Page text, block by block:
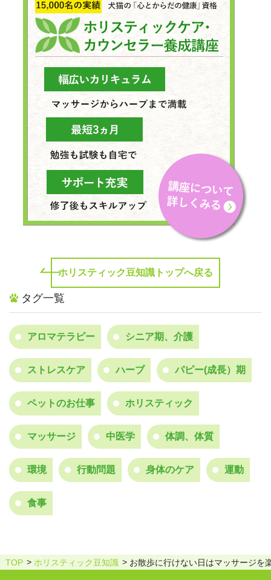
ホリスティック豆知識トップへ戻る
タグ一覧
アロマテラピー シニア期、介護
ストレスケア ハーブ パピー(成長）期
ペットのお仕事 ホリスティック
マッサージ 中医学 体調、体質
環境 行動問題 身体のケア 運動
食事
TOP ホリスティック豆知識 お散歩に行けない日はマッサージを